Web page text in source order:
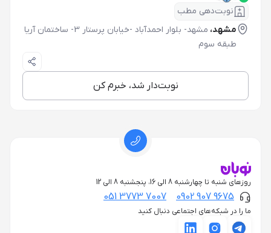
نوبت‌دهی مطب
مشهد،
مشهد- بلوار احمدآباد -خیابان پرستار 3- ساختمان آریا
طبقه سوم
نوبت‌دار شد، خبرم کن
روزهای شنبه تا چهارشنبه 8 الی 16، پنجشنبه 8 الی 12
0902 907 9675
051 3773 7007
ما را در شبکه‌های اجتماعی دنبال کنید